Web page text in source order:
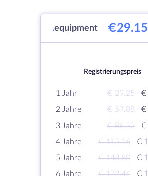
.equipment €29.15
Registrierungspreis
1 Jahr € 29.25
€
2 Jahre
€ 57.88
€
3 Jahre
€ 86.52
€
4 Jahre
€ 115.16
€
5 Jahre
€ 143.80
€
6 Jahre
€ 172.44
€